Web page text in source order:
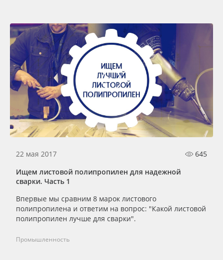
22 мая 2017
645
Ищем листовой полипропилен для надежной
сварки. Часть 1
Впервые мы сравним 8 марок листового
полипропилена и ответим на вопрос: "Какой листовой
полипропилен лучше для сварки".
Промышленность